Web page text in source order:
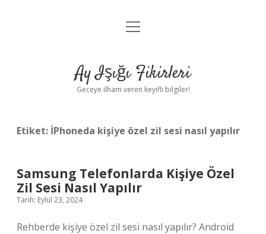
Anasayfa
Yasal Uyarı
menüyü
Ay Işığı Fikirleri
Geceye ilham veren keyifli bilgiler!
Etiket: İPhoneda kişiye özel zil sesi nasıl yapılır
Samsung Telefonlarda Kişiye Özel
Zil Sesi Nasıl Yapılır
Tarih: Eylül 23, 2024
Rehberde kişiye özel zil sesi nasıl yapılır? Android